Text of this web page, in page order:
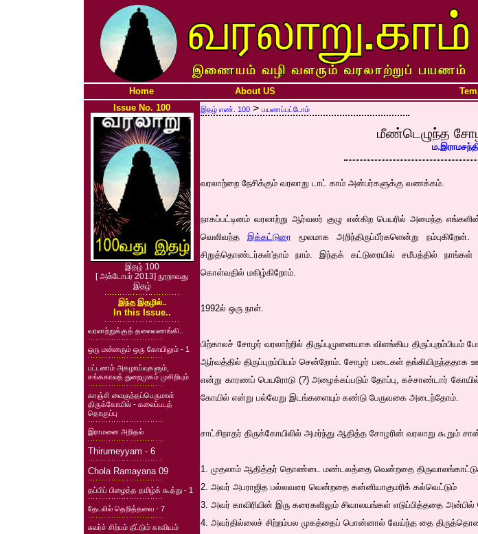
Home About US
Issue No. 100
இதழ் 100
[ அக்டோபர் 2013] நூறாவது
இதழ்
இந்த இதழில்..
In this Issue..
வரலாற்றுக்குத் தலைவணங்கி..
ஒரு மன்னரும் ஒரு கோயிலும் - 1
பட்டணம் அகழாய்வுகளும்,
சங்ககாலத் துறைமுகம் முசிறியும்
காஞ்சி வைகுந்தப்பெருமாள்
திருக்கோயில் - கலைப்படத்
தொகுப்பு
இராமனை அறிதல்
Thirumeyyam - 6
Chola Ramayana 09
தப்பிப் பிழைத்த தமிழ்க் கூத்து - 1
தேடலில் தெறித்தவை - 7
சுவர்ச் சிற்பம் தீட்டும் காவியம்
இதழ் எண். 100 > பயணப்பட்டோம்
மீண்டெழுந்த
வரலாற்றை நேசிக்கும் வரலாறு டாட் காம் அன்பர்களுக்கு வணக்கம்.
நாகப்பட்டினம் வரலாற்று ஆர்வலர் குழு என்கிற பெயரில் அமைந்த
வெளிவந்தஇக்கட்டுரை மூலமாக அறிந்திருப்பீர்களென்று
சிறுத்தொண்டர்கள்'தாம் நாம். இந்தக் கட்டுரையில் சமீபத்தில்
கொள்வதில் மகிழ்கிறோம்.
1992ல் ஒரு நாள்.
பிற்காலச் சோழர் வரலாற்றில் திருப்புமுனையாக விளங்கிய
ஆர்வத்தில் திருப்புறம்பியம் சென்றோம். சோழர் படைகள் தங்கியிருந்ததாக
என்று காரணப் பெயரோடு (?) அழைக்கப்படும் தோப்பு, கச்சாண்டார்
கோயில் என்று பல்வேறு இடங்களையும் கண்டு பேருவகை அடைந்தோம்.
சாட்சிநாதர் திருக்கோயிலில் அமர்ந்து ஆதித்த சோழரின் வரலாறு கூறும்
1. முதலாம் ஆதித்தர் தொண்டை மண்டலத்தை வென்றதை திருவாலங்காட்டுச்
2. அவர் அபராஜித பல்லவரை வென்றதை கன்னியாகுமரிக் கல்வெட்டும்
3. அவர் காவிரியின் இரு கரைகளிலும் சிவாலயங்கள் எடுப்பித்ததை அன்பில்
4. அவர்தில்லைச் சிற்றம்பல முகத்தைப் பொன்னால் வேய்ந்த தை